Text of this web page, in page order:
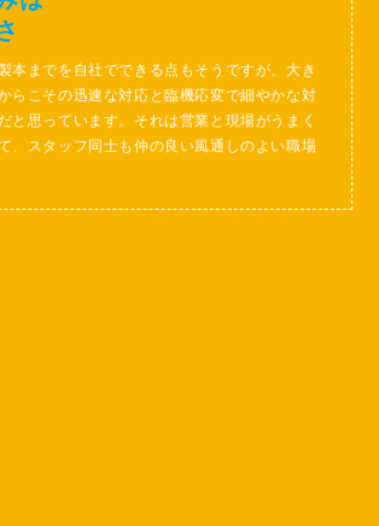
本までを自社でできる点もそうですが、大き
らこその迅速な対応と臨機応変で細やかな対
と思っています。それは営業と現場がうまく
、スタッフ同士も仲の良い風通しのよい職場